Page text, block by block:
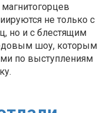
не только с
но и с блестящим
шоу, которым
по выступлениям